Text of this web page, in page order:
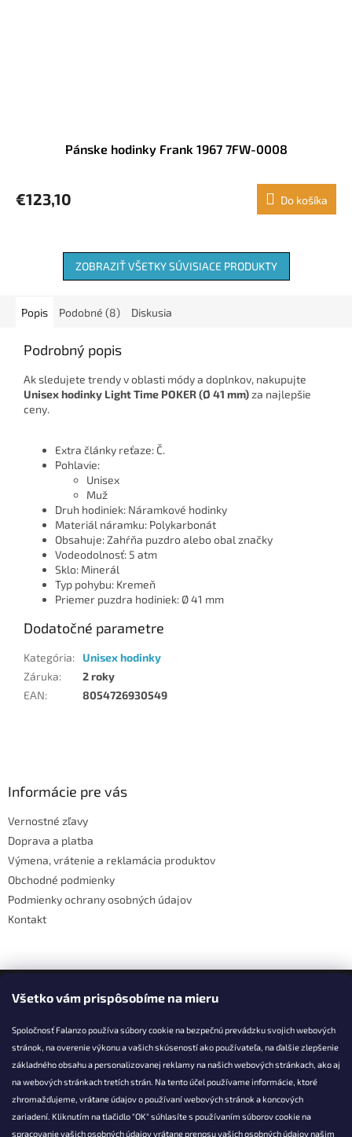
Všetko vám prispôsobíme na mieru
Spoločnosť Falanzo používa súbory cookie na bezpečnú prevádzku svojich webových
stránok, na overenie výkonu a vašich skúseností ako používateľa, na ďalšie zlepšenie
základného obsahu a personalizovanej reklamy na našich webových stránkach, ako aj
na webových stránkach tretích strán. Na tento účel používame informácie, ktoré
zhromažďujeme, vrátane údajov o používaní webových stránok a koncových
zariadení. Kliknutím na tlačidlo "OK" súhlasíte s používaním súborov cookie na
spracovanie vašich osobných údajov vrátane prenosu vašich osobných údajov našim
Pánske hodinky Frank 1967 7FW-0008
€123,10 Do košíka
ZOBRAZIŤ VŠETKY SÚVISIACE PRODUKTY
Popis Podobné (8) Diskusia
Podrobný popis
Ak sledujete trendy v oblasti módy a doplnkov, nakupujte
Unisex hodinky Light Time POKER (Ø 41 mm)za najlepšie
ceny.
Extra články reťaze: Č.
Pohlavie:
Unisex
Muž
Druh hodiniek: Náramkové hodinky
Materiál náramku: Polykarbonát
Obsahuje: Zahŕňa puzdro alebo obal značky
Vodeodolnosť: 5 atm
Sklo: Minerál
Typ pohybu: Kremeň
Priemer puzdra hodiniek: Ø 41 mm
Dodatočné parametre
Kategória:
Unisex hodinky
Záruka:
2 roky
EAN: 8054726930549
Informácie pre vás
Vernostné zľavy
Doprava a platba
Výmena, vrátenie a reklamácia produktov
Obchodné podmienky
Podmienky ochrany osobných údajov
Kontakt
Facebook
KONTAKT
info@falanzo.sk
Falanzo.sk